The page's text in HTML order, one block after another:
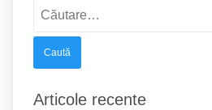
după:
Articole recente